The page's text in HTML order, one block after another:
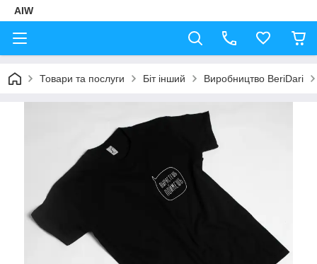
AIW
Товари та послуги Біт інший Виробництво BeriDari